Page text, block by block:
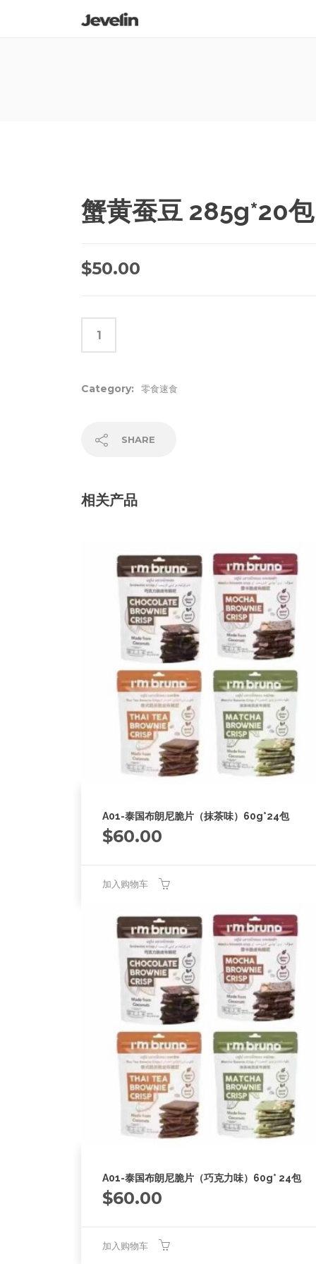
蟹黄蚕豆 285g*20包
$50.00
Category: 零食速食
SHARE
相关产品
A01-泰国布朗尼脆片（抹茶味）60g*24包
$60.00
加入购物车
A01-泰国布朗尼脆片（巧克力味）60g* 24包
$60.00
加入购物车